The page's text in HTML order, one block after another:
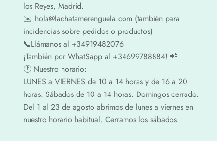
los Reyes, Madrid.
✉️​ hola@lachatamerenguela.com (también para
incidencias sobre pedidos o productos)
📞​​Llámanos al +34919482076
¡También por WhatSapp al +34699788884! 📲
🕐​ Nuestro horario:
LUNES a VIERNES de 10 a 14 horas y de 16 a 20
horas. Sábados de 10 a 14 horas. Domingos cerrado.
Del 1 al 23 de agosto abrimos de lunes a viernes en
nuestro horario habitual. Cerramos los sábados.